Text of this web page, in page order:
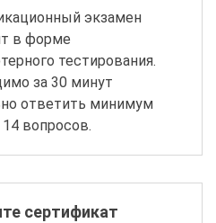
экзамен
в форме
тестирования.
за 30 минут
ответить минимум
14 вопросов.
сертификат